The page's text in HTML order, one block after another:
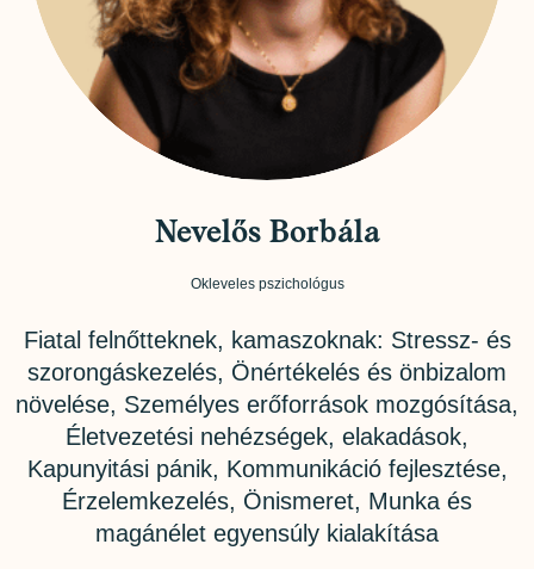
Nevelős Borbála
Okleveles pszichológus
Fiatal felnőtteknek, kamaszoknak: Stressz- és
szorongáskezelés, Önértékelés és önbizalom
növelése, Személyes erőforrások mozgósítása,
Életvezetési nehézségek, elakadások,
Kapunyitási pánik, Kommunikáció fejlesztése,
Érzelemkezelés, Önismeret, Munka és
magánélet egyensúly kialakítása